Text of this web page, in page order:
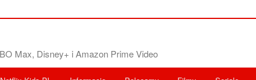
Max, Disney+ i Amazon Prime Video